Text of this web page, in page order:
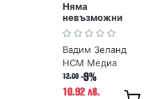
Няма
невъзможни
неща
Вадим Зеланд
НСМ Медиа
12.00 -9%
10.92 лв.